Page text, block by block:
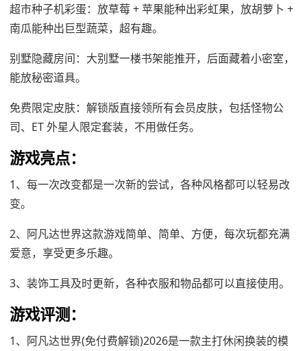
超市种子机彩蛋：放草莓 + 苹果能种出彩虹果，放胡萝卜 +
南瓜能种出巨型蔬菜，超有趣。
别墅隐藏房间：大别墅一楼书架能推开，后面藏着小密室，
能放秘密道具。
免费限定皮肤：解锁版直接领所有会员皮肤，包括怪物公
司、ET 外星人限定套装，不用做任务。
游戏亮点：
1、每一次改变都是一次新的尝试，各种风格都可以轻易改
变。
2、阿凡达世界这款游戏简单、简单、方便，每次玩都充满
爱意，享受更多乐趣。
3、装饰工具及时更新，各种衣服和物品都可以直接使用。
游戏评测：
1、阿凡达世界(免付费解锁)2026是一款主打休闲换装的模